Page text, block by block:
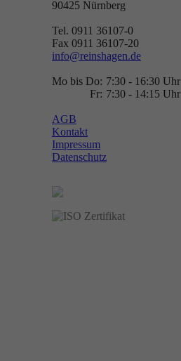
90425 Nürnberg
Tel. 0911 36107-0
Fax 0911 36107-20
info@reinshagen.de
Mo bis Do: 7:30 - 16:30 Uhr
Fr: 7:30 - 14:15 Uhr
AGB
Kontakt
Impressum
Datenschutz